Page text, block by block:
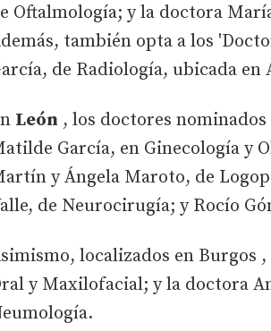
Oftalmología; y la doctora
también opta a los
de Radiología, ubicada
León , los doctores
García, en Ginecología y
y Ángela Maroto, de
de Neurocirugía; y Rocío
localizados en Burgos
y Maxilofacial; y la doctora